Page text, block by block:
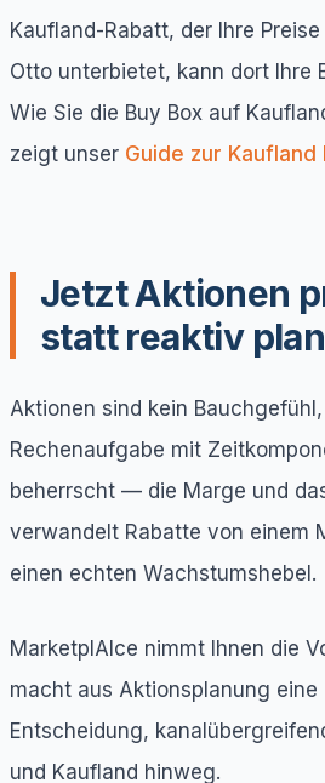
Kaufland-Rabatt, der Ihre
Otto unterbietet, kann dort Ihre
Wie Sie die Buy Box auf
zeigt unser Guide zur Kaufland
Jetzt Aktionen
statt reaktiv
Aktionen sind kein
Rechenaufgabe mit
beherrscht — die Marge und
verwandelt Rabatte von einem
einen echten Wachstumshebel.
MarketplAIce nimmt Ihnen die
macht aus Aktionsplanung eine
Entscheidung,
und Kaufland hinweg.